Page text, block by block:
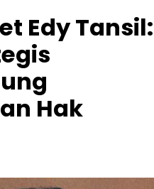
Edy Tansil:
Hak